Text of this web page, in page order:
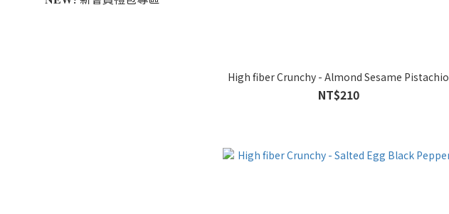
High fiber Crunchy - Almond Sesame Pistachio
NT$210